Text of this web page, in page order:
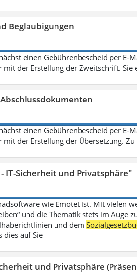
Beglaubigungen
einen Gebührenbescheid per E-
mit der Erstellung der Zweitschrift. Sie
einen Gebührenbescheid per E-
mit der Erstellung der Übersetzung.
- IT-Sicherheit und Privatsphäre"
wie Emotet ist. Mit vielen
und die Thematik stets im
und dem
dies auf Sie
und Privatsphäre